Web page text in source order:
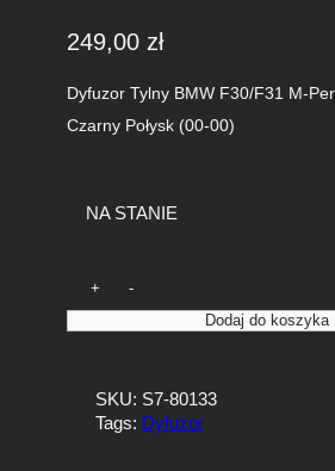
249,00 zł
Dyfuzor Tylny BMW F30/F31 M-
Czarny Połysk (00-00)
NA STANIE
o
-
+
Dodaj do koszyka
SKU: S7-80133
Tags: Dyfuzor